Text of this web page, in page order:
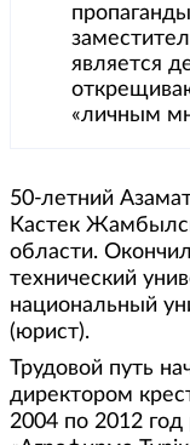
является
«личным
50-летний
Кастек
области.
технический
национальный
(юрист).
Трудовой путь
директором
2004 по 2012